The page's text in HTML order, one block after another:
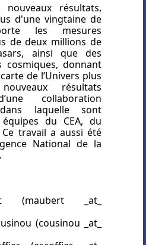
résultats,
d'une vingtaine de
les mesures
de deux millions de
ainsi que des
cosmiques, donnant
de l’Univers plus
résultats
collaboration
laquelle sont
du CEA, du
Ce travail a aussi été
National de la
(maubert _at_
(cousinou _at_